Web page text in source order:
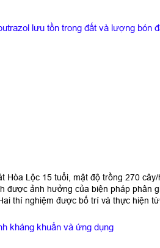
lưu tồn trong đất và lượng bón
Hòa Lộc 15 tuổi, mật độ trồng 270
được ảnh hưởng của biện pháp phân
thí nghiệm được bố trí và thực hiện từ
kháng khuẩn và ứng dụng